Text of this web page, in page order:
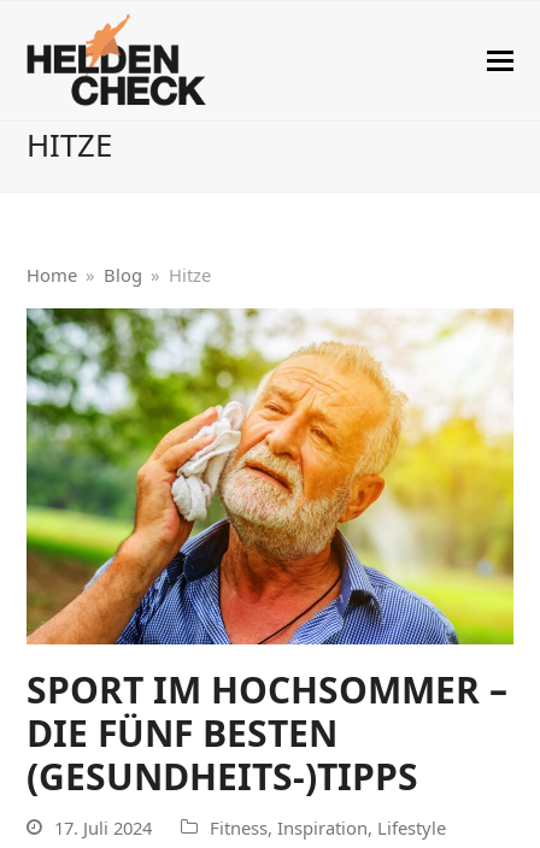
HITZE
Home » Blog » Hitze
SPORT IM HOCHSOMMER –
DIE FÜNF BESTEN
(GESUNDHEITS-)TIPPS
17. Juli 2024 Fitness,Inspiration, Lifestyle